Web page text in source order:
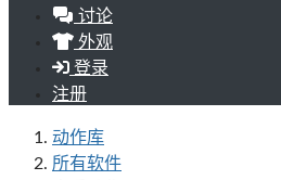
讨论
外观
登录
注册
动作库
所有软件